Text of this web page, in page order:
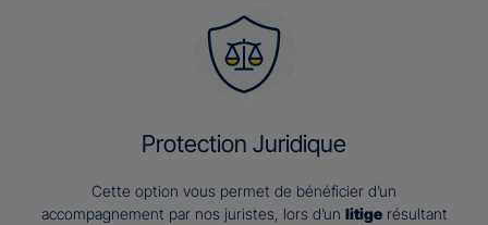
Protection Juridique
Cette option vous permet de bénéficier d’un
accompagnement par nos juristes, lors d’un litigerésultant